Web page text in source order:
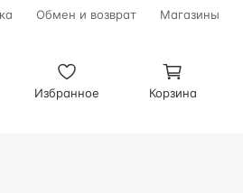
Обмен и возврат Магазины
Избранное Корзина